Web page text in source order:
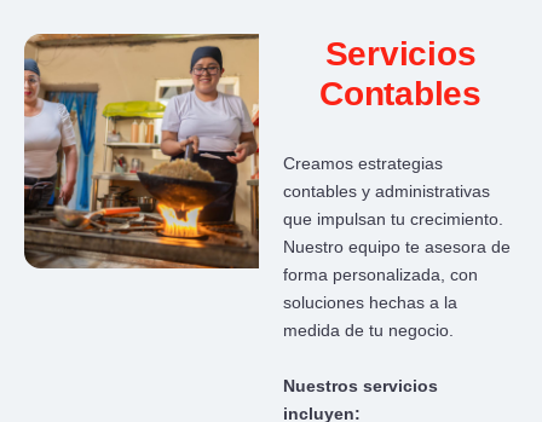
Servicios
Contables
Creamos estrategias
contables y administrativas
que impulsan tu crecimiento.
Nuestro equipo te asesora de
forma personalizada, con
soluciones hechas a la
medida de tu negocio.
Nuestros servicios
incluyen: